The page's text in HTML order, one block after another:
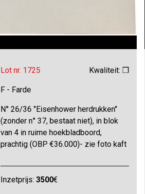
Lot nr. 1725 Kwaliteit: ❒
F - Farde
N° 26/36 "Eisenhower herdrukken"
(zonder n° 37, bestaat niet), in blok
van 4 in ruime hoekbladboord,
prachtig (OBP €36.000)- zie foto kaft
Inzetprijs:3500€